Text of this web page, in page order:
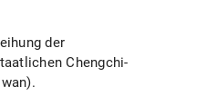
der
Chengchi-